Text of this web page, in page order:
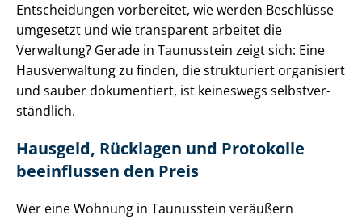
Entscheidungen vorbereitet, wie werden Beschlüsse
umgesetzt und wie transparent arbeitet die
Verwaltung? Gerade in Taunusstein zeigt sich: Eine
Hausverwaltung zu finden, die strukturiert organisiert
und sauber dokumentiert, ist keineswegs selbst­ver­
ständ­lich.
Hausgeld, Rücklagen und Protokolle
beeinflussen den Preis
Wer eine Wohnung in Taunusstein veräußern